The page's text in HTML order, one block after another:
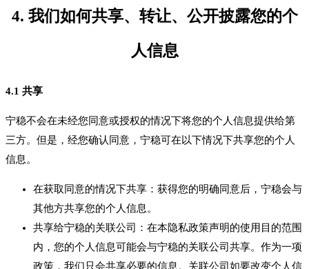
4. 我们如何共享、转让、公开披露您的个
人信息
4.1 共享
宁稳不会在未经您同意或授权的情况下将您的个人信息提供给第
三方。但是，经您确认同意，宁稳可在以下情况下共享您的个人
信息。
在获取同意的情况下共享：获得您的明确同意后，宁稳会与
其他方共享您的个人信息。
共享给宁稳的关联公司：在本隐私政策声明的使用目的范围
内，您的个人信息可能会与宁稳的关联公司共享。作为一项
政策，我们只会共享必要的信息。关联公司如要改变个人信